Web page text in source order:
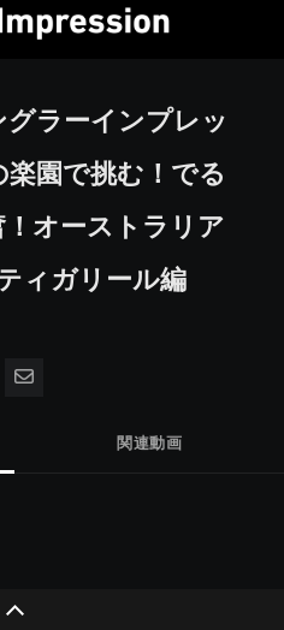
グラーインプレッ
園で挑む！でる
オーストラリア
ィガリール編
共有に投稿
電子メールで共有
関連動画